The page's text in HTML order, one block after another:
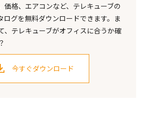
価格、エアコンなど、テレキューブの
ログを無料ダウンロードできます。ま
、テレキューブがオフィスに合うか確
今すぐダウンロード